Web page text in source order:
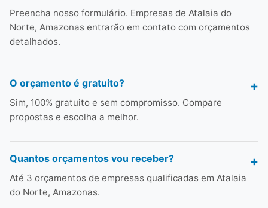
Preencha nosso formulário. Empresas de Atalaia do
Norte, Amazonas entrarão em contato com orçamentos
detalhados.
O orçamento é gratuito?
Sim, 100% gratuito e sem compromisso. Compare
propostas e escolha a melhor.
Quantos orçamentos vou receber?
Até 3 orçamentos de empresas qualificadas em Atalaia
do Norte, Amazonas.